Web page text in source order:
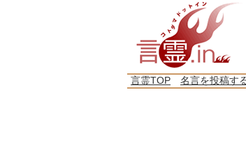
言霊TOP 名言を投稿す